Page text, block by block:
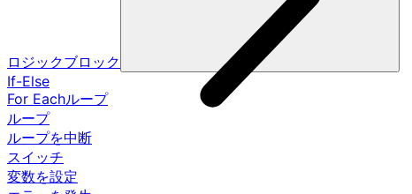
ロジックブロック
If-Else
For Eachループ
ループ
ループを中断
スイッチ
変数を設定